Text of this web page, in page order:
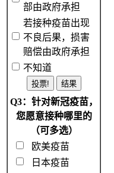
部由政府承担
若接种疫苗出现
不良后果，损害
赔偿由政府承担
不知道
Q3：针对新冠疫苗，
您愿意接种哪里的
（可多选）
欧美疫苗
日本疫苗